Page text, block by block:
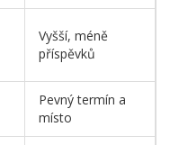
Vyšší, méně
příspěvků
Pevný termín a
místo